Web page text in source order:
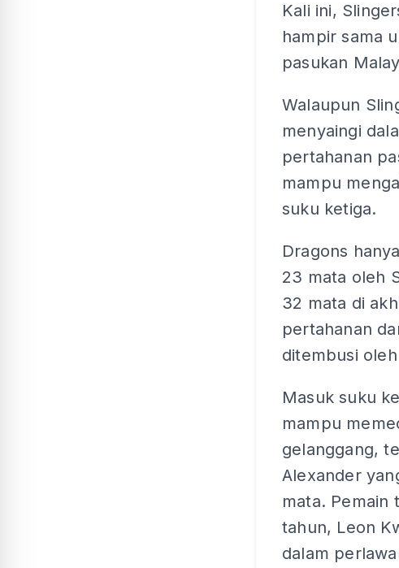
Kali ini,
hampir sama
pasukan
Walaupun
menyaingi
pertahanan
mampu
suku ketiga.
Dragons
23 mata oleh
32 mata di
pertahanan
ditembusi
Masuk suku
mampu
gelanggang,
Alexander
mata. Pemain
tahun, Leon
dalam